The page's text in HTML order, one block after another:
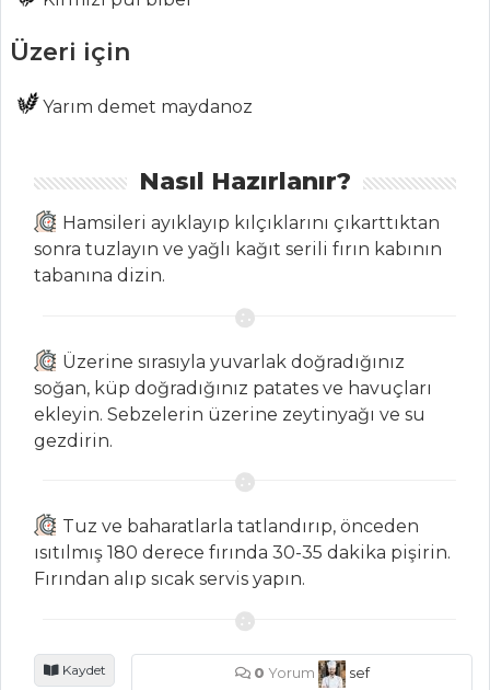
Bademli Mezgit
Deniz Tarağı
Tüm Tarifleri
HAMUR İŞLERI
TAS BÖREĞİ
DOMATES VE
PESTO SOSLU
Hamur İşleri Tüm
Tarifleri
Üzeri için
Yarım demet maydanoz
Nasıl Hazırlanır?
Hamsileri ayıklayıp kılçıklarını çıkarttıktan
sonra tuzlayın ve yağlı kağıt serili fırın kabının
tabanına dizin.
Üzerine sırasıyla yuvarlak doğradığınız
soğan, küp doğradığınız patates ve havuçları
ekleyin. Sebzelerin üzerine zeytinyağı ve su
gezdirin.
Tuz ve baharatlarla tatlandırıp, önceden
ısıtılmış 180 derece fırında 30-35 dakika pişirin.
Fırından alıp sıcak servis yapın.
Kaydet 0 Yorum sef